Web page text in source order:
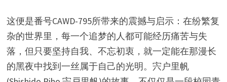
这便是番号CAWD-795所带来的震撼与启示：在纷繁复
杂的世界里，每一个追梦的人都可能经历痛苦与失
落，但只要坚持自我、不忘初衷，就一定能在那漫长
的黑夜中找到一丝属于自己的光明。宍户里帆